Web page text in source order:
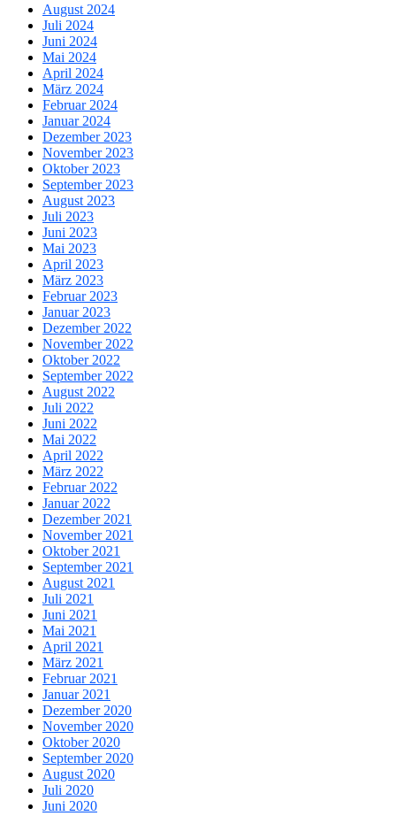
August 2024
Juli 2024
Juni 2024
Mai 2024
April 2024
März 2024
Februar 2024
Januar 2024
Dezember 2023
November 2023
Oktober 2023
September 2023
August 2023
Juli 2023
Juni 2023
Mai 2023
April 2023
März 2023
Februar 2023
Januar 2023
Dezember 2022
November 2022
Oktober 2022
September 2022
August 2022
Juli 2022
Juni 2022
Mai 2022
April 2022
März 2022
Februar 2022
Januar 2022
Dezember 2021
November 2021
Oktober 2021
September 2021
August 2021
Juli 2021
Juni 2021
Mai 2021
April 2021
März 2021
Februar 2021
Januar 2021
Dezember 2020
November 2020
Oktober 2020
September 2020
August 2020
Juli 2020
Juni 2020